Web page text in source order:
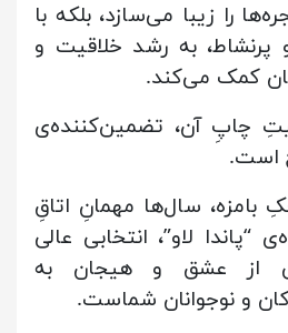
را زیبا می‌سازد، بلکه با
پرنشاط، به رشد خلاقیت و
کمک می‌کند.
چاپِ آن، تضمین‌کننده‌ی
است.
بامزه، سال‌ها مهمانِ اتاقِ
“پاندا لاو”، انتخابی عالی
از عشق و هیجان به
و نوجوانان شماست.